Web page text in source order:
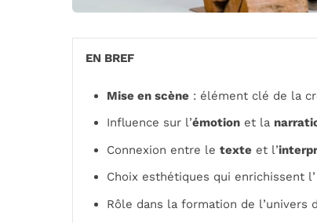
EN BREF
Mise en scène : élément clé de la
Influence sur l’émotion et la
Connexion entre le texte et l’
Choix esthétiques qui enrichissent l’
Rôle dans la formation de l’univers